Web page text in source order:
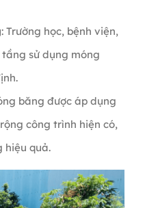
: Trường học, bệnh viện,
sử dụng móng
băng được áp dụng
công trình hiện có,
hiệu quả.